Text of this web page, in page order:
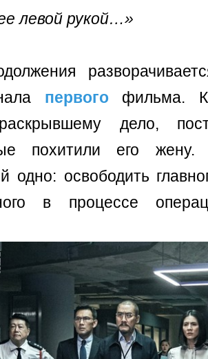
левой рукой…»
первогофильма.
дело,
похитили его жену.
одно: освободить
в процессе